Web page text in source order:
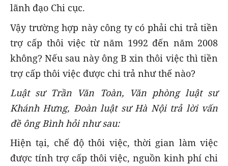
lãnh đạo Chi cục.
Vậy trường hợp này công ty có phải chi trả tiền
trợ cấp thôi việc từ năm 1992 đến năm 2008
không? Nếu sau này ông B xin thôi việc thì tiền
trợ cấp thôi việc được chi trả như thế nào?
Luật sư Trần Văn Toàn, Văn phòng luật sư
Khánh Hưng, Đoàn luật sư Hà Nội trả lời vấn
đề ông Bình hỏi như sau:
Hiện tại, chế độ thôi việc, thời gian làm việc
được tính trợ cấp thôi việc, nguồn kinh phí chi